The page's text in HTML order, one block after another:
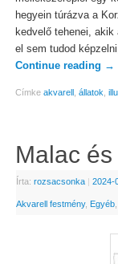
hegyein túrázva a
kedvelő tehenei,
el sem tudod
Continue reading →
Címke akvarell, állatok
Malac
Írta: rozsacsonka | 2024-
Akvarell festmény, Egyéb,